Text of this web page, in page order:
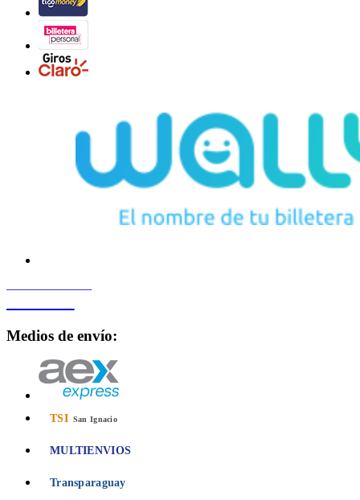
Medios de envío:
TSI San Ignacio
MULTIENVIOS
Transparaguay